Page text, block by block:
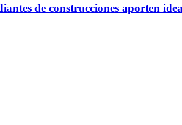
de construcciones aporten